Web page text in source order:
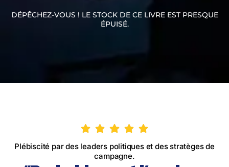
DÉPÊCHEZ-VOUS ! LE STOCK DE CE LIVRE EST PRESQUE
ÉPUISÉ.
Plébiscité par des leaders politiques et des stratèges de
campagne.